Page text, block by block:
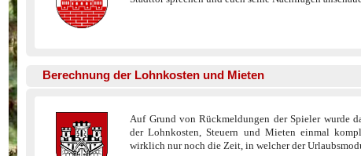
Berechnung der Lohnkosten und Mieten
Auf Grund von Rückmeldungen der Spieler wurde
der Lohnkosten, Steuern und Mieten einmal
wirklich nur noch die Zeit, in welcher der